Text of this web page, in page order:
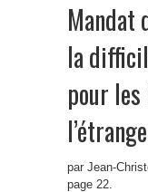
Mandat
la
pour
par Jean-
page 22.